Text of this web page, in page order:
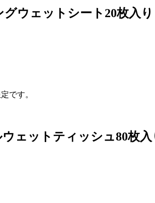
ウェットシート20枚入り
です。
ェットティッシュ80枚入